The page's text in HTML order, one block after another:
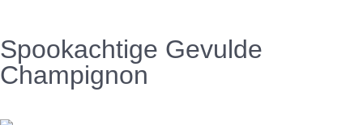
Spookachtige Gevulde
Champignon